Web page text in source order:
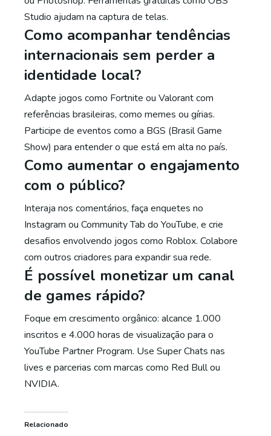
Studio ajudam na captura de telas.
Como acompanhar tendências
internacionais sem perder a
identidade local?
Adapte jogos como Fortnite ou Valorant com
referências brasileiras, como memes ou gírias.
Participe de eventos como a BGS (Brasil Game
Show) para entender o que está em alta no país.
Como aumentar o engajamento
com o público?
Interaja nos comentários, faça enquetes no
Instagram ou Community Tab do YouTube, e crie
desafios envolvendo jogos como Roblox. Colabore
com outros criadores para expandir sua rede.
É possível monetizar um canal
de games rápido?
Foque em crescimento orgânico: alcance 1.000
inscritos e 4.000 horas de visualização para o
YouTube Partner Program. Use Super Chats nas
lives e parcerias com marcas como Red Bull ou
NVIDIA.
Relacionado